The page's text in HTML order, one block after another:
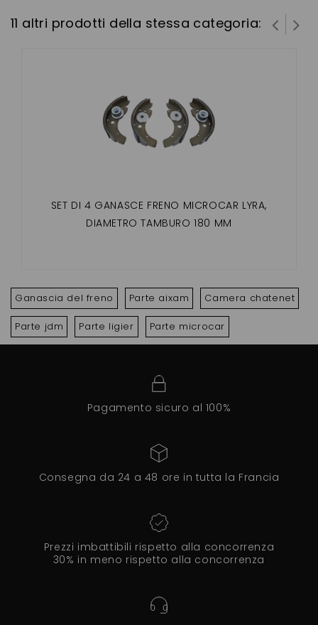
11 altri prodotti della stessa categoria:
SET DI 4 GANASCE FRENO MICROCAR LYRA,
DIAMETRO TAMBURO 180 MM
Ganascia del freno Parte aixam Camera chatenet
Parte jdm Parte ligier Parte microcar
Pagamento sicuro al 100%
Consegna da 24 a 48 ore in tutta la Francia
Prezzi imbattibili rispetto alla concorrenza
30% in meno rispetto alla concorrenza